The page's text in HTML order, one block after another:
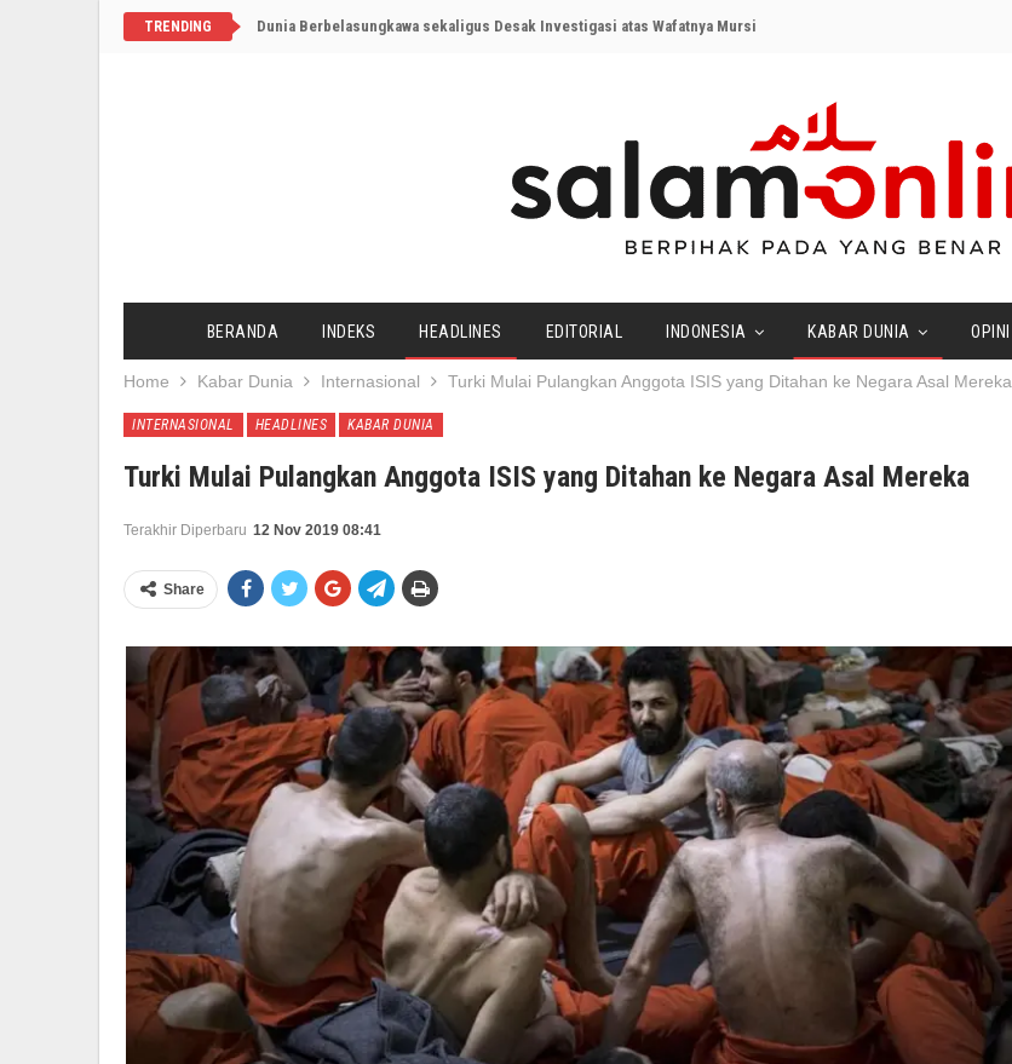
TRENDING Dunia Berbelasungkawa sekaligus Desak Investigasi atas Wafatnya Mursi
BERANDA INDEKS HEADLINES EDITORIAL INDONESIA KABAR DUNIA OPINI
Home Kabar Dunia Internasional Turki Mulai Pulangkan Anggota ISIS yang Ditahan ke Negara Asal Mereka
INTERNASIONAL HEADLINES KABAR DUNIA
Turki Mulai Pulangkan Anggota ISIS yang Ditahan ke Negara Asal Mereka
Terakhir Diperbaru 12 Nov 2019 08:41
Share